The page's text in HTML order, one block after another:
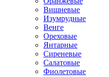
Вишневые
Изумрудные
Венге
Ореховые
Янтарные
Сиреневые
Салатовые
Фиолетовые